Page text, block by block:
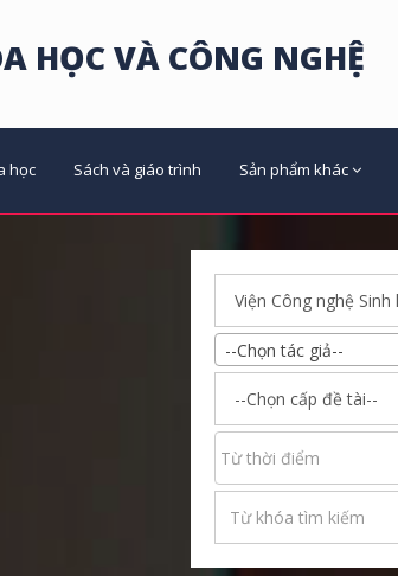
HỌC VÀ CÔNG NGHỆ
học Sách và giáo trình Sản phẩm khác
--Chọn tác giả--